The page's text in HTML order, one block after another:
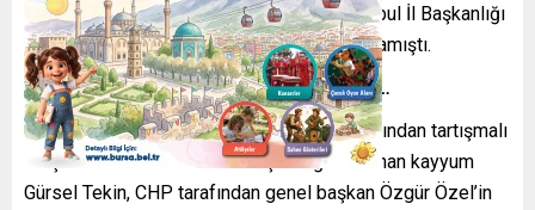
Özgür Özel’in çalışma ofisi olduğunu, İstanbul İl Başkanlığı
binasının da Bahçelievler’e taşındığını açıklamıştı.
YİNE BİNAYA GELDİ: BUGÜNDEN SONRA…
İstanbul’daki Asliye hukuk mahkemesi tarafından tartışmalı
bir şekilde CHP İstanbul İl Başkanlığına atanan kayyum
Gürsel Tekin, CHP tarafından genel başkan Özgür Özel’in